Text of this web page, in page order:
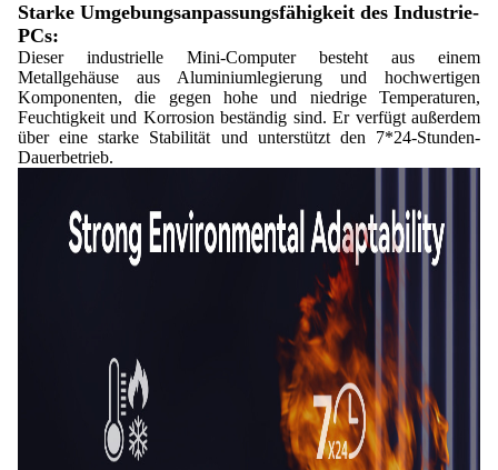
Starke Umgebungsanpassungsfähigkeit des Industrie-
PCs:
Dieser industrielle Mini-Computer besteht aus einem
Metallgehäuse aus Aluminiumlegierung und hochwertigen
Komponenten, die gegen hohe und niedrige Temperaturen,
Feuchtigkeit und Korrosion beständig sind. Er verfügt außerdem
über eine starke Stabilität und unterstützt den 7*24-Stunden-
Dauerbetrieb.